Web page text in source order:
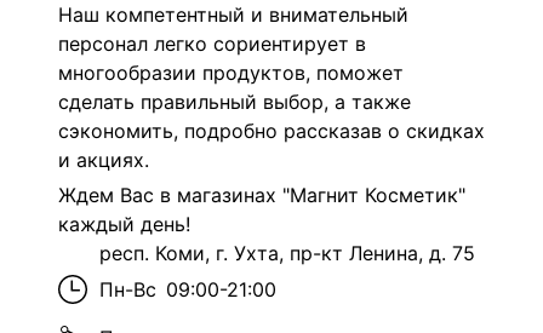
Наш компетентный и внимательный
персонал легко сориентирует в
многообразии продуктов, поможет
сделать правильный выбор, а также
сэкономить, подробно рассказав о скидках
и акциях.
Ждем Вас в магазинах "Магнит Косметик"
каждый день!
респ. Коми, г. Ухта, пр-кт Ленина, д. 75
Пн-Вс 09:00-21:00